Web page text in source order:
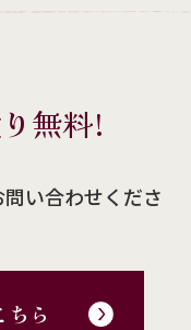
無料!
い合わせくださ
ら